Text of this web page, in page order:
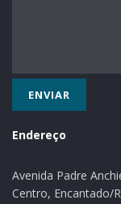
equipes de
pesquisa podem
Texto: Ascom
Endereço
Avenida Padre
Centro, Encantado/